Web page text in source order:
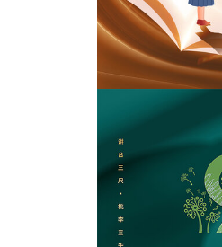
教师节谢师宴老师